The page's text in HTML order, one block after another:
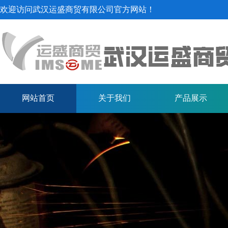
欢迎访问武汉运盛商贸有限公司官方网站！
网站首页 关于我们 产品展示
中厚板